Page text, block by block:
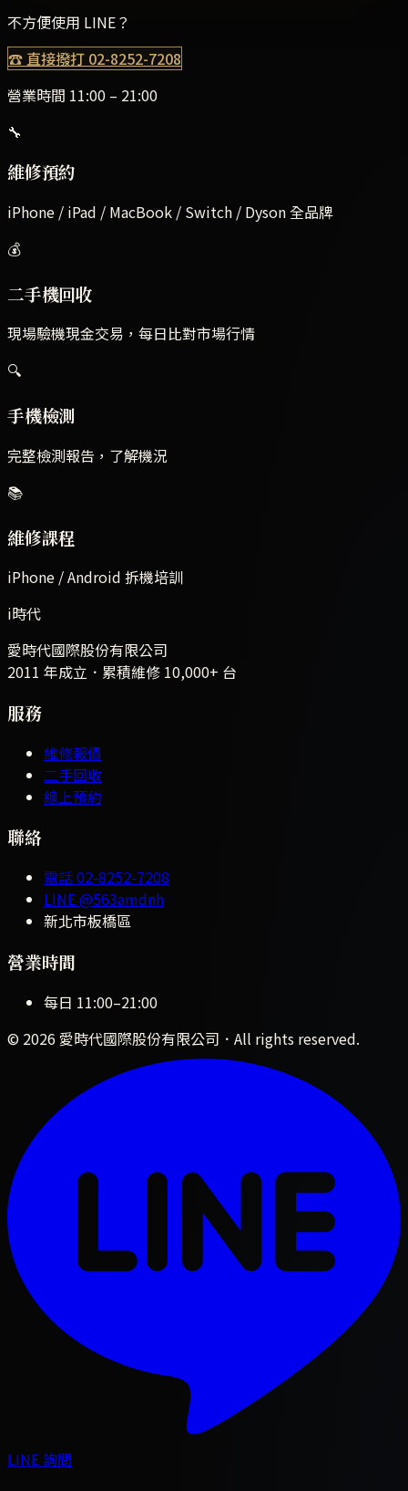
不方便使用 LINE？
☎ 直接撥打 02-8252-7208
營業時間 11:00 – 21:00
🔧
維修預約
iPhone / iPad / MacBook / Switch / Dyson 全品牌
💰
二手機回收
現場驗機現金交易，每日比對市場行情
🔍
手機檢測
完整檢測報告，了解機況
📚
維修課程
iPhone / Android 拆機培訓
i時代
愛時代國際股份有限公司
2011 年成立．累積維修 10,000+ 台
服務
維修報價
二手回收
線上預約
聯絡
電話02-8252-7208
LINE@563amdnh
新北市板橋區
營業時間
每日 11:00–21:00
© 2026 愛時代國際股份有限公司 ．All rights reserved.
LINE 詢問